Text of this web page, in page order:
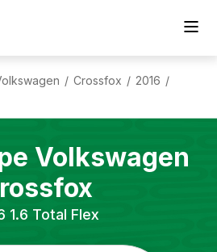
/ Crossfox / 2016 /
Volkswagen
1.6 Total Flex